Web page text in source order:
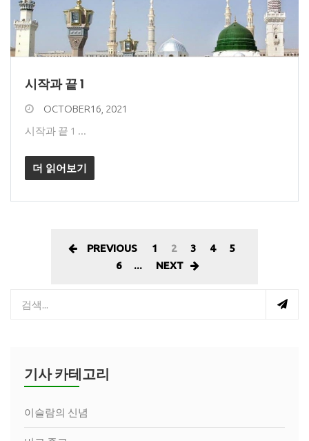
시작과 끝 1
OCTOBER16, 2021
시작과 끝 1 ...
더 읽어보기
PREVIOUS 1 2 3 4
5
6
... NEXT
기사 카테고리
이슬람의 신념